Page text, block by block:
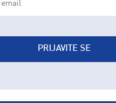
PRIJAVITE SE